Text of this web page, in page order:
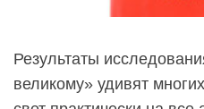
Результаты
великому» удивят